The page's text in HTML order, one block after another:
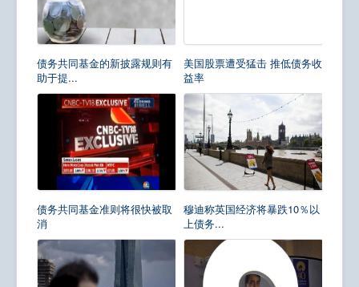
债务共同基金的新披露规则有
助于提...
美国股票遭受猛击 推低债务收
益率
债务共同基金准则将很快被取
消
穆迪称英国经济将暴跌10％以
上债务...